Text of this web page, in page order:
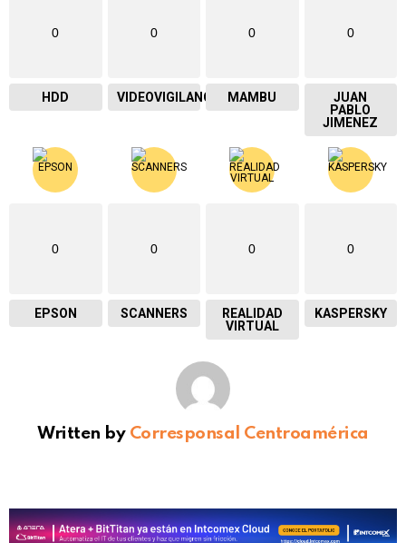
0
HDD
0
VIDEOVIGILANCIA
0
MAMBU
0
JUAN
PABLO
JIMENEZ
0
EPSON
0
SCANNERS
0
REALIDAD
VIRTUAL
0
KASPERSKY
Written by Corresponsal Centroamérica